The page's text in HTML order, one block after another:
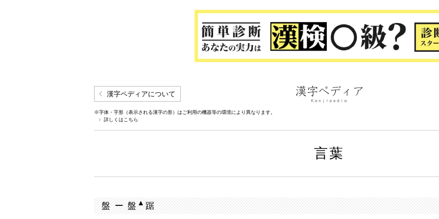
漢字ペディアについて
※字体・字形（表示される漢字の形）はご利用の機器等の環境により異なります。
詳しくはこちら
言葉
盤 ー 盤▲踞